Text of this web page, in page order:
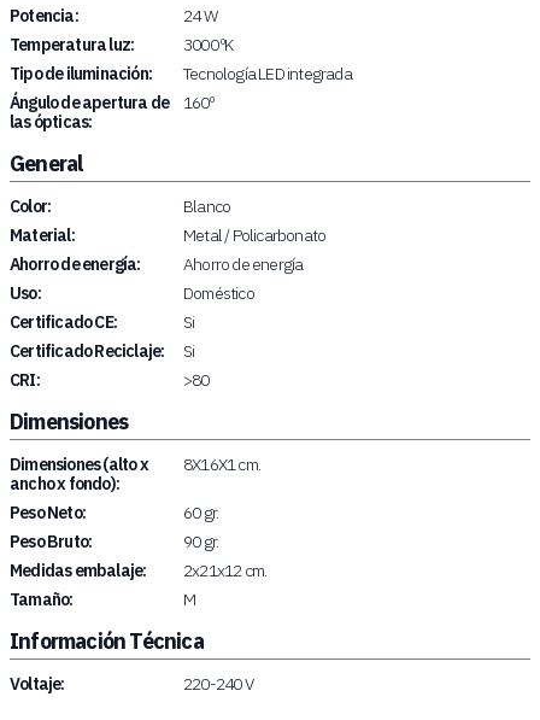
Potencia:
24 W
Temperatura luz:
3000 ºK
Tipo de iluminación:
Tecnología LED integrada
Ángulo de apertura de
las ópticas:
160º
General
Color:
Blanco
Material:
Metal / Policarbonato
Ahorro de energía:
Ahorro de energía
Uso:
Doméstico
Certificado CE:
Si
Certificado Reciclaje:
Si
CRI:
>80
Dimensiones
Dimensiones (alto x
ancho x fondo):
8X16X1 cm.
Peso Neto:
60 gr.
Peso Bruto:
90 gr.
Medidas embalaje:
2x21x12 cm.
Tamaño:
M
Información Técnica
Voltaje: 220-240 V